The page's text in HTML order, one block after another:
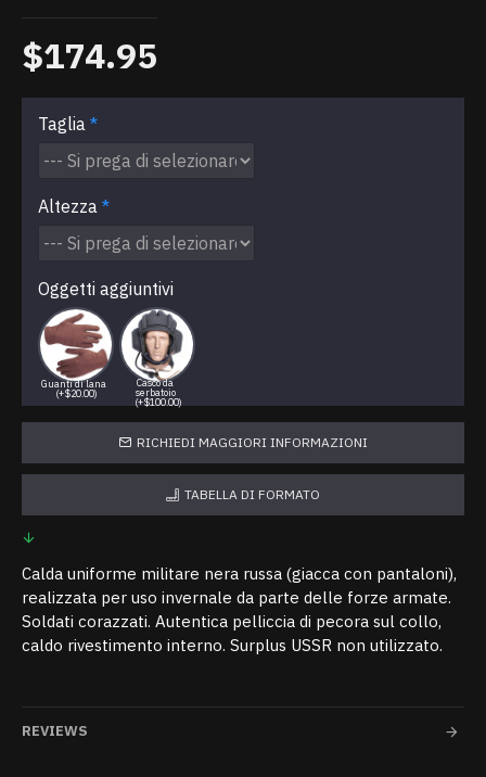
$174.95
Taglia
Altezza
Oggetti aggiuntivi
Guanti di lana
(+$20.00)
Casco da
serbatoio
(+$100.00)
RICHIEDI MAGGIORI INFORMAZIONI
TABELLA DI FORMATO
Calda uniforme militare nera russa (giacca con pantaloni),
realizzata per uso invernale da parte delle forze armate.
Soldati corazzati. Autentica pelliccia di pecora sul collo,
caldo rivestimento interno. Surplus USSR non utilizzato.
REVIEWS